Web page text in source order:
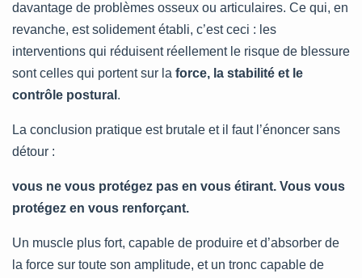
davantage de problèmes osseux ou articulaires. Ce qui, en
revanche, est solidement établi, c’est ceci : les
interventions qui réduisent réellement le risque de blessure
sont celles qui portent sur la force, la stabilité et le
contrôle postural .
La conclusion pratique est brutale et il faut l’énoncer sans
détour :
vous ne vous protégez pas en vous étirant. Vous vous
protégez en vous renforçant.
Un muscle plus fort, capable de produire et d’absorber de
la force sur toute son amplitude, et un tronc capable de